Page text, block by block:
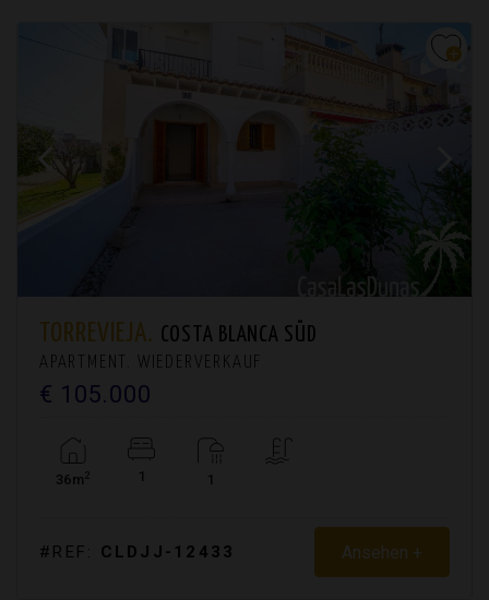
TORREVIEJA. COSTA BLANCA SÜD
APARTMENT. WIEDERVERKAUF
€ 105.000
36m2 1 1
#REF: CLDJJ-12433 Ansehen +